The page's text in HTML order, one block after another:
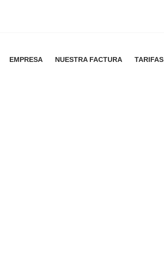
EMPRESA NUESTRA FACTURA TARIFAS